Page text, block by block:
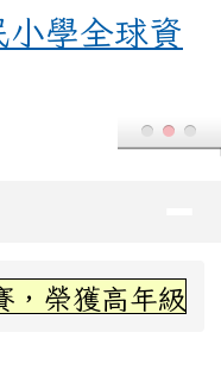
學全球資訊
學全球資
獲高年級組第